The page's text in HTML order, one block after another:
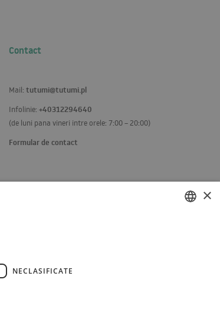
Contact
Mail: tutumi@tutumi.pl
Infolinie: +40312294640
(de luni pana vineri intre orele: 7:00 – 20:00)
Formular de contact
×
NECLASIFICATE